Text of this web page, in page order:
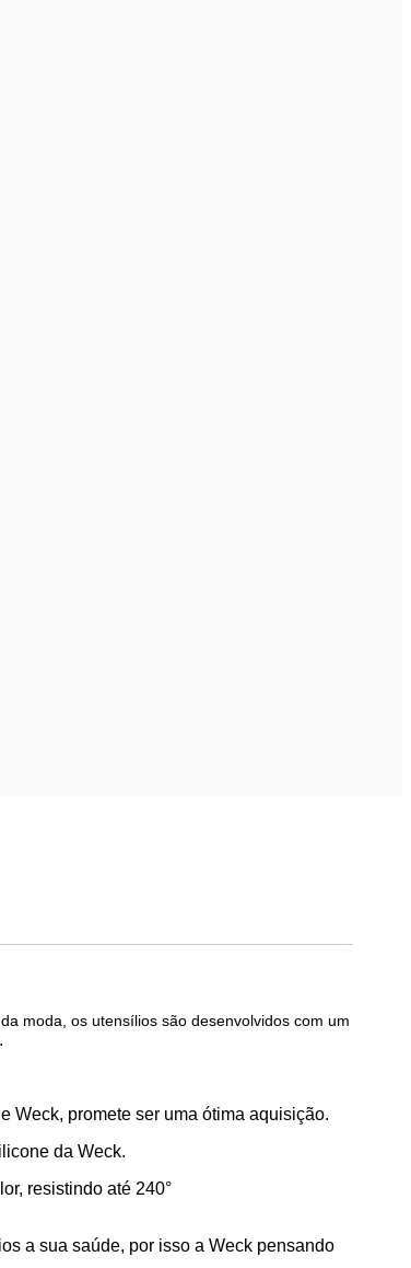
moda, os utensílios são desenvolvidos com um
Weck, promete ser uma ótima aquisição.
da Weck.
resistindo até 240°
a sua saúde, por isso a Weck pensando